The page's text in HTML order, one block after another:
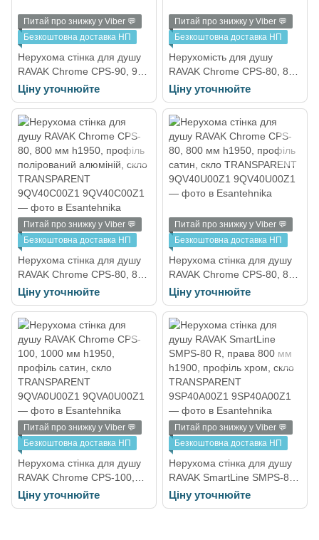
Питай про знижку у Viber 💬
Безкоштовна доставка НП
Нерухома стінка для душу
RAVAK Chrome CPS-90, 900
мм h1950, профіль сатин,
скло TRANSPARENT
9QV70U00Z1
Ціну уточнюйте
Питай про знижку у Viber 💬
Безкоштовна доставка НП
Нерухомість для душу
RAVAK Chrome CPS-80, 800
мм h1950, профіль білий,
скло TRANSPARENT
9QV40100Z1
Ціну уточнюйте
Питай про знижку у Viber 💬
Безкоштовна доставка НП
Нерухома стінка для душу
RAVAK Chrome CPS-80, 800
мм h1950, профіль
полірований алюміній, скло
TRANSPARENT
9QV40C00Z1
Ціну уточнюйте
Питай про знижку у Viber 💬
Безкоштовна доставка НП
Нерухома стінка для душу
RAVAK Chrome CPS-80, 800
мм h1950, профіль сатин,
скло TRANSPARENT
9QV40U00Z1
Ціну уточнюйте
Питай про знижку у Viber 💬
Безкоштовна доставка НП
Нерухома стінка для душу
RAVAK Chrome CPS-100,
1000 мм h1950, профіль
сатин, скло TRANSPARENT
Ціну уточнюйте
Питай про знижку у Viber 💬
Безкоштовна доставка НП
Нерухома стінка для душу
RAVAK SmartLine SMPS-80
R, права 800 мм h1900,
профіль хром, скло
Ціну уточнюйте